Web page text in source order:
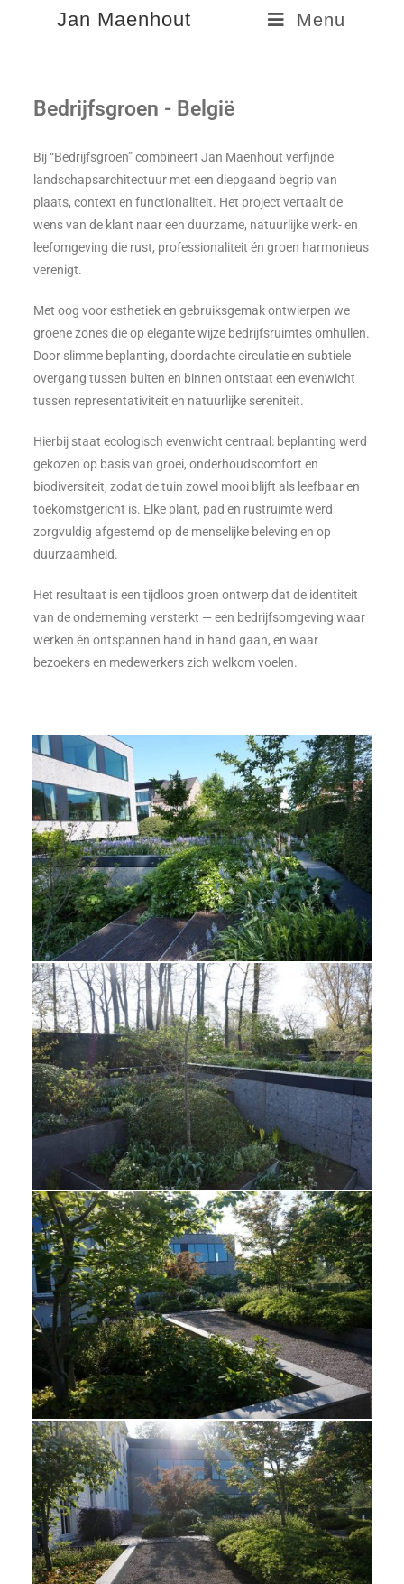
Jan Maenhout Menu
Bedrijfsgroen - België
Bij “Bedrijfsgroen” combineert Jan Maenhout verfijnde
landschapsarchitectuur met een diepgaand begrip van
plaats, context en functionaliteit. Het project vertaalt de
wens van de klant naar een duurzame, natuurlijke werk- en
leefomgeving die rust, professionaliteit én groen harmonieus
verenigt.
Met oog voor esthetiek en gebruiksgemak ontwierpen we
groene zones die op elegante wijze bedrijfsruimtes omhullen.
Door slimme beplanting, doordachte circulatie en subtiele
overgang tussen buiten en binnen ontstaat een evenwicht
tussen representativiteit en natuurlijke sereniteit.
Hierbij staat ecologisch evenwicht centraal: beplanting werd
gekozen op basis van groei, onderhoudscomfort en
biodiversiteit, zodat de tuin zowel mooi blijft als leefbaar en
toekomstgericht is. Elke plant, pad en rustruimte werd
zorgvuldig afgestemd op de menselijke beleving en op
duurzaamheid.
Het resultaat is een tijdloos groen ontwerp dat de identiteit
van de onderneming versterkt — een bedrijfsomgeving waar
werken én ontspannen hand in hand gaan, en waar
bezoekers en medewerkers zich welkom voelen.